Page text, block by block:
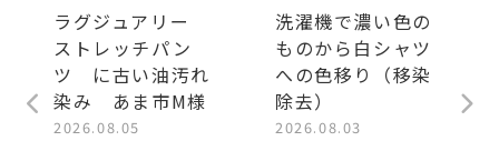
ラグジュアリー
ストレッチパン
ツ に古い油汚れ
染み あま市M様
2026.08.05
洗濯機で濃い色の
ものから白シャツ
への色移り（移染
除去）
2026.08.03